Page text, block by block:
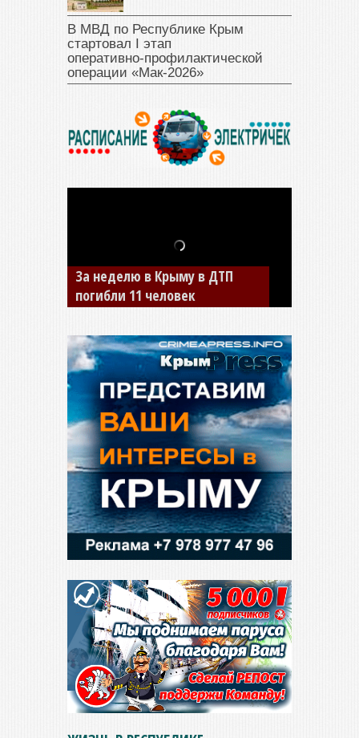
В МВД по Республике Крым
стартовал I этап
оперативно‑профилактической
операции «Мак‑2026»
В Джанкое водитель ВАЗа
сбил двух детей на «зебре»